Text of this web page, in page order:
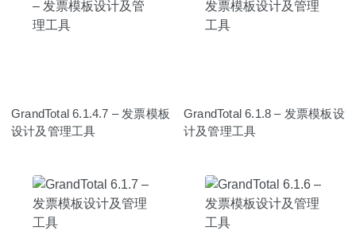
GrandTotal 6.1.4.7 – 发票模板
设计及管理工具
GrandTotal 6.1.8 – 发票模板设
计及管理工具